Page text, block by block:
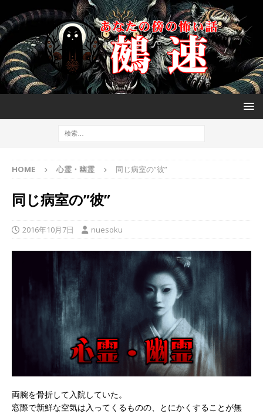
HOME 心霊・幽霊 同じ病室の”彼”
同じ病室の”彼”
2016年10月7日 nuesoku
両腕を骨折して入院していた。
窓際で新鮮な空気は入ってくるものの、とにかくすることが無